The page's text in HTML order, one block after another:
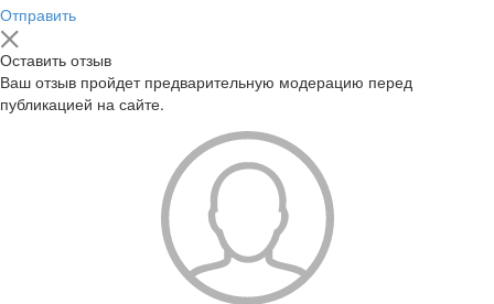
Отправить
Оставить отзыв
Ваш отзыв пройдет предварительную модерацию перед
публикацией на сайте.